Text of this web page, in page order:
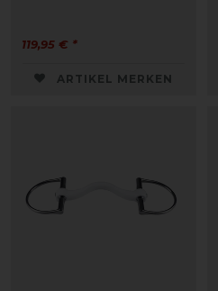
119,95 € *
ARTIKEL MERKEN